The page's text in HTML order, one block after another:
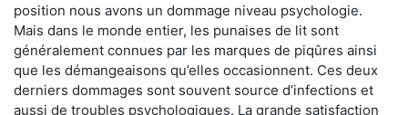
position nous avons un dommage niveau psychologie.
Mais dans le monde entier, les punaises de lit sont
généralement connues par les marques de piqûres ainsi
que les démangeaisons qu’elles occasionnent. Ces deux
derniers dommages sont souvent source d’infections et
aussi de troubles psychologiques. La grande satisfaction